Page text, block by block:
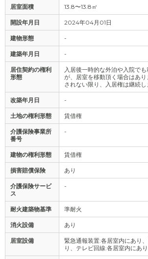
居室面積 13.8〜13.8㎡
開設年月日 2024年04月01日
建物形態 -
建築年月日 -
居住契約の権利
形態
入居後一時的な外泊や入院で
が、居室を移動頂く場合はあ
されない限り、入居権は継続し
改築年月日 -
土地の権利形態 賃借権
介護保険事業所
番号
-
建物の権利形態 賃借権
損害賠償保険 あり
介護保険サービ
ス
-
耐火建築物基準 準耐火
消火設備 あり
居室設備
緊急通報装置:各居室内にあり
り、テレビ回線:各居室内にあり